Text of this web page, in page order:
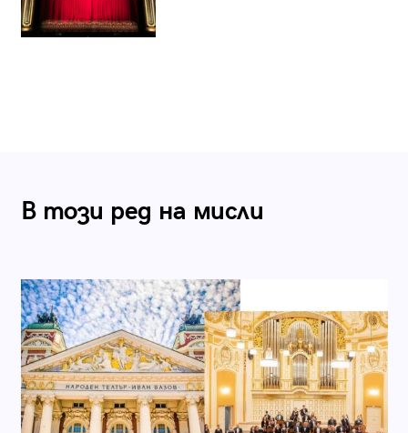
В този ред на мисли